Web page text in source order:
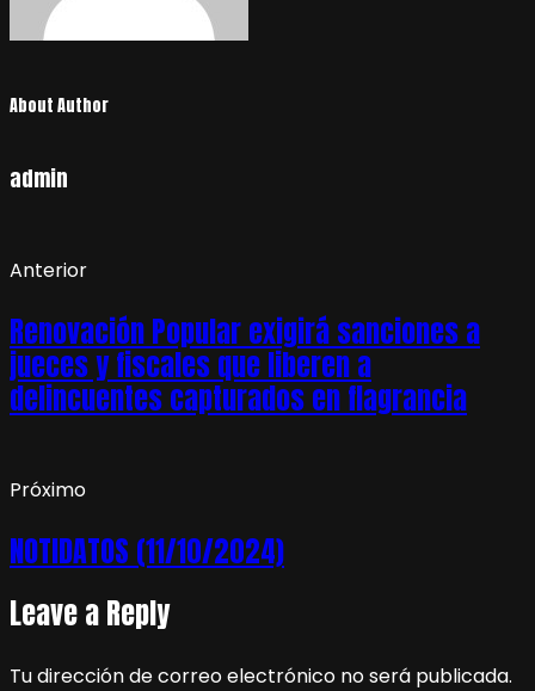
About Author
admin
Anterior
Renovación Popular exigirá sanciones a
jueces y fiscales que liberen a
delincuentes capturados en flagrancia
Próximo
NOTIDATOS (11/10/2024)
Leave a Reply
Tu dirección de correo electrónico no será publicada.